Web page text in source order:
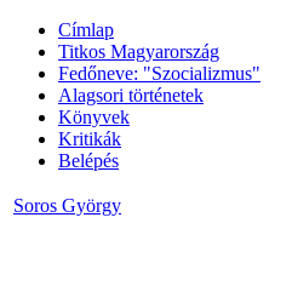
Címlap
Titkos Magyarország
Fedőneve: "Szocializmus"
Alagsori történetek
Könyvek
Kritikák
Belépés
Soros György